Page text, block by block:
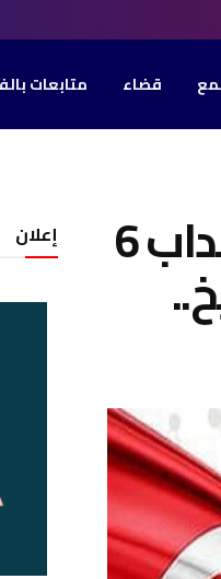
قضاء متابعات
وزارة النقل تدعو المترشحين لمناظرة انتداب 6 إعلان